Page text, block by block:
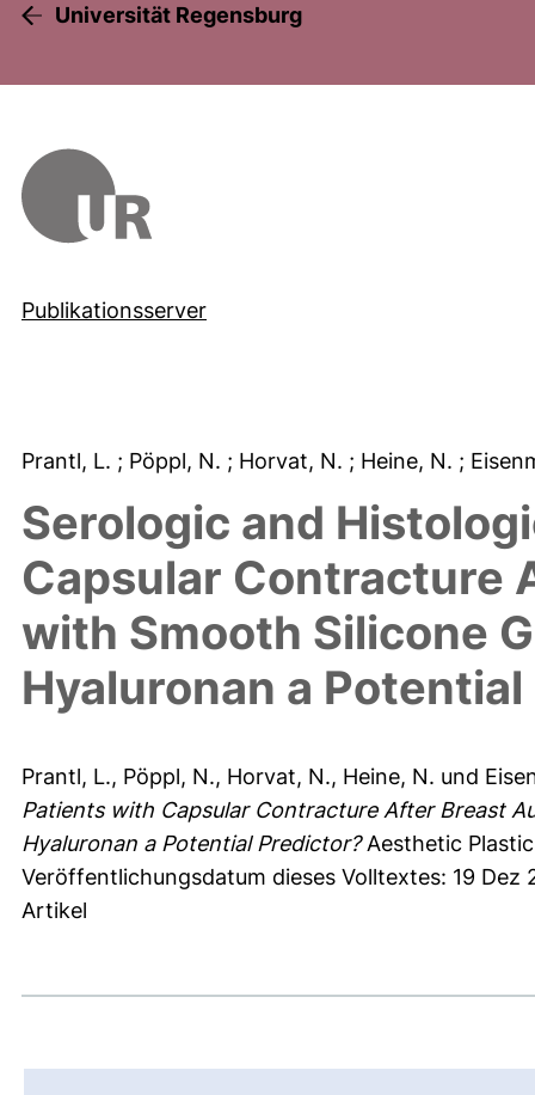
Universität Regensburg
Publikationsserver
Prantl, L. ; Pöppl, N. ; Horvat, N. ; Heine, N. ;
Serologic and
Capsular Contracture
with Smooth Silicone
Hyaluronan a
Prantl, L., Pöppl, N., Horvat, N., Heine, N. und
Patients with Capsular Contracture After Breast
Hyaluronan a Potential Predictor?Aesthetic
Veröffentlichungsdatum dieses Volltextes: 19 Dez
Artikel